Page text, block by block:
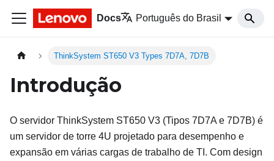
Docs Português do Brasil
ThinkSystem ST650 V3 Types 7D7A, 7D7B
Introdução
O servidor ThinkSystem ST650 V3 (Tipos 7D7A e 7D7B) é
um servidor de torre 4U projetado para desempenho e
expansão em várias cargas de trabalho de TI. Com design